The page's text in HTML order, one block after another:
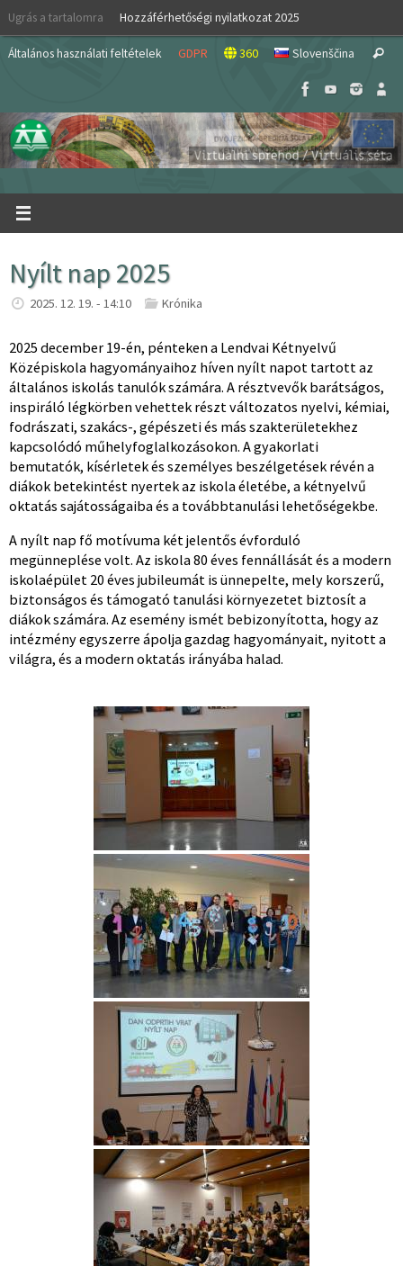
Skip
content
Ugrás a tartalomra Hozzáférhetőségi nyilatkozat 2025
Általános használati feltételek GDPR 360 Slovenščina Search
Nyílt nap 2025
2025. 12. 19. - 14:10 Krónika
2025 december 19-én, pénteken a Lendvai Kétnyelvű
Középiskola hagyományaihoz híven nyílt napot tartott az
általános iskolás tanulók számára. A résztvevők barátságos,
inspiráló légkörben vehettek részt változatos nyelvi, kémiai,
fodrászati, szakács-, gépészeti és más szakterületekhez
kapcsolódó műhelyfoglalkozásokon. A gyakorlati
bemutatók, kísérletek és személyes beszélgetések révén a
diákok betekintést nyertek az iskola életébe, a kétnyelvű
oktatás sajátosságaiba és a továbbtanulási lehetőségekbe.
A nyílt nap fő motívuma két jelentős évforduló
megünneplése volt. Az iskola 80 éves fennállását és a modern
iskolaépület 20 éves jubileumát is ünnepelte, mely korszerű,
biztonságos és támogató tanulási környezetet biztosít a
diákok számára. Az esemény ismét bebizonyította, hogy az
intézmény egyszerre ápolja gazdag hagyományait, nyitott a
világra, és a modern oktatás irányába halad.